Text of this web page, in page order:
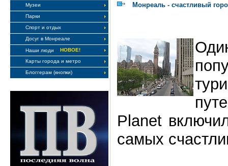
Музеи
Парки
Спорт и отдых
Досуг в Монреале
Наши люди
НОВОЕ!
Карты города и метро
Блоггерам (кнопки)
Монреаль - счастливый
Planet
самых